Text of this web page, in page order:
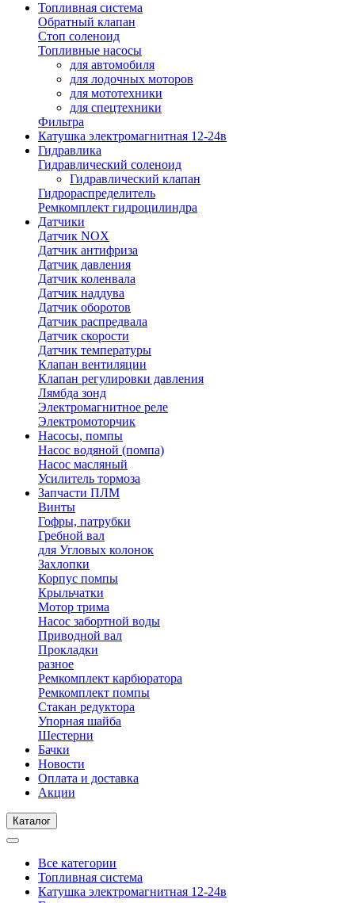
Топливная система
Обратный клапан
Стоп соленоид
Топливные насосы
для автомобиля
для лодочных моторов
для мототехники
для спецтехники
Фильтра
Катушка электромагнитная 12-24в
Гидравлика
Гидравлический соленоид
Гидравлический клапан
Гидрораспределитель
Ремкомплект гидроцилиндра
Датчики
Датчик NOX
Датчик антифриза
Датчик давления
Датчик коленвала
Датчик наддува
Датчик оборотов
Датчик распредвала
Датчик скорости
Датчик температуры
Клапан вентиляции
Клапан регулировки давления
Лямбда зонд
Электромагнитное реле
Электромоторчик
Насосы, помпы
Насос водяной (помпа)
Насос масляный
Усилитель тормоза
Запчасти ПЛМ
Винты
Гофры, патрубки
Гребной вал
для Угловых колонок
Захлопки
Корпус помпы
Крыльчатки
Мотор трима
Насос забортной воды
Приводной вал
Прокладки
разное
Ремкомплект карбюратора
Ремкомплект помпы
Стакан редуктора
Упорная шайба
Шестерни
Бачки
Новости
Оплата и доставка
Акции
Каталог
Все категории
Топливная система
Катушка электромагнитная 12-24в